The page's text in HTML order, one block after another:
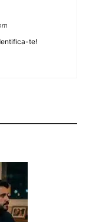
te!